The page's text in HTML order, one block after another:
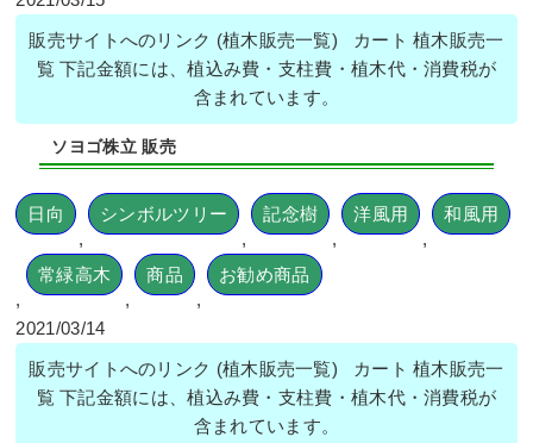
販売サイトへのリンク (植木販売一覧) カート 植木販売一
覧 下記金額には、植込み費・支柱費・植木代・消費税が
含まれています。
ソヨゴ株立 販売
日向
,
シンボルツリー
,
記念樹
,
洋風用
,
和風用
,
常緑高木
,
商品
,
お勧め商品
2021/03/14
販売サイトへのリンク (植木販売一覧) カート 植木販売一
覧 下記金額には、植込み費・支柱費・植木代・消費税が
含まれています。